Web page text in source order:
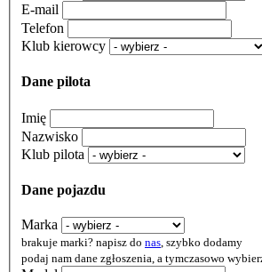
E-mail
Telefon
Klub kierowcy
Dane pilota
Imię
Nazwisko
Klub pilota
Dane pojazdu
Marka
brakuje marki? napisz do nas, szybko dodamy
podaj nam dane zgłoszenia, a tymczasowo